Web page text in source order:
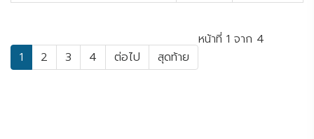
หน้าที่ 1 จาก 4
1
2 3 4 ต่อไป สุดท้าย